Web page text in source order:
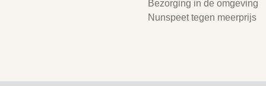
Bezorging in de omgeving
Nunspeet tegen meerprijs